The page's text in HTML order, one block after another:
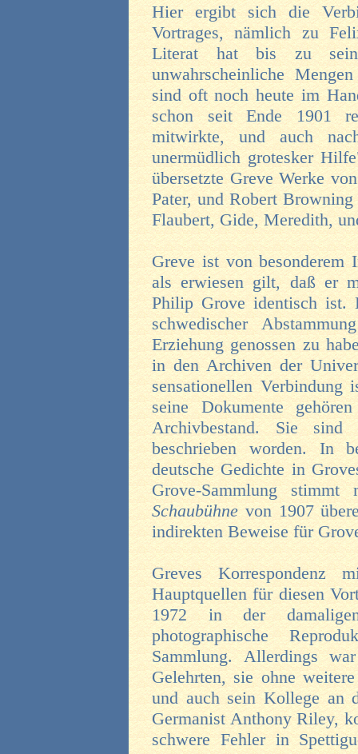
Hier ergibt sich die
Vortrages, nämlich zu
Literat hat bis zu
unwahrscheinliche
sind oft noch heute im
schon seit Ende 1901
mitwirkte, und auch
unermüdlich grotesker
übersetzte Greve Werke
Pater, und Robert
Flaubert, Gide, Meredith,
Greve ist von besonderem
als erwiesen gilt, daß er
Philip Grove identisch ist.
schwedischer
Erziehung genossen zu
in den Archiven der
sensationellen
seine Dokumente
Archivbestand. Sie
beschrieben worden. In
deutsche Gedichte in
Grove-Sammlung
Schaubühnevon 1907
indirekten Beweise für
Greves
Hauptquellen für diesen
1972 in der
photographische
Sammlung. Allerdings
Gelehrten, sie ohne
und auch sein Kollege an
Germanist Anthony Riley,
schwere Fehler in